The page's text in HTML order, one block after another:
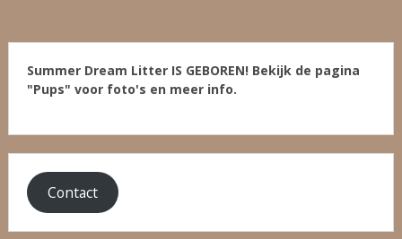
Summer Dream Litter IS GEBOREN! Bekijk de pagina
"Pups" voor foto's en meer info.
Contact